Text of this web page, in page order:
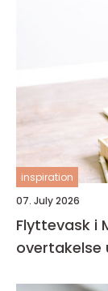
inspiration
07. July 2026
Flyttevask i
overtakelse